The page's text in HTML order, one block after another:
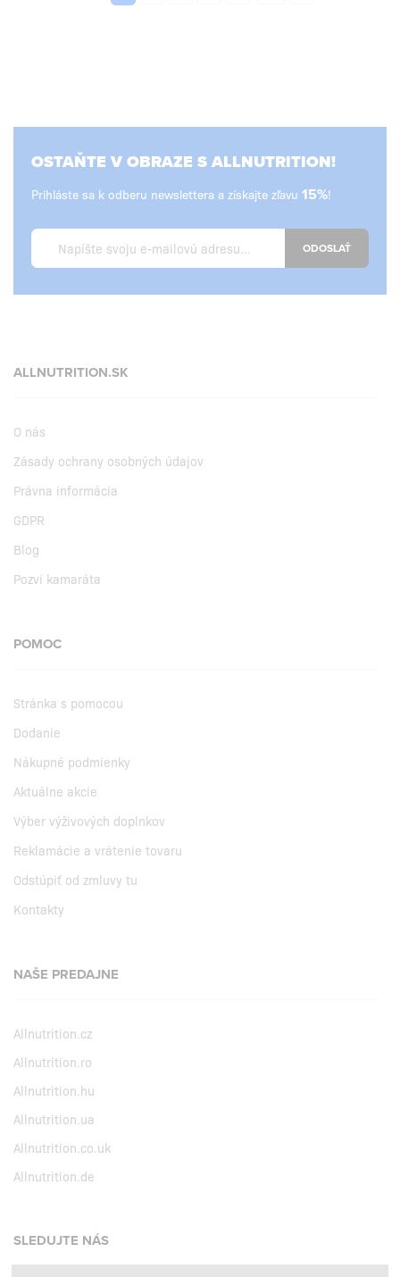
OSTAŇTE V OBRAZE S ALLNUTRITION!
Prihláste sa k odberu newslettera a získajte zľavu 15%!
ODOSLAŤ
ALLNUTRITION.SK
O nás
Zásady ochrany osobných údajov
Právna informácia
GDPR
Blog
Pozvi kamaráta
POMOC
Stránka s pomocou
Dodanie
Nákupné podmienky
Aktuálne akcie
Výber výživových doplnkov
Reklamácie a vrátenie tovaru
Odstúpiť od zmluvy tu
Kontakty
NAŠE PREDAJNE
Allnutrition.cz
Allnutrition.ro
Allnutrition.hu
Allnutrition.ua
Allnutrition.co.uk
Allnutrition.de
SLEDUJTE NÁS